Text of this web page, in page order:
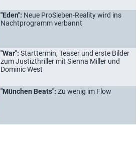
"Eden": Neue ProSieben-Reality wird ins
Nachtprogramm verbannt
"War": Starttermin, Teaser und erste Bilder
zum Justizthriller mit Sienna Miller und
Dominic West
"München Beats": Zu wenig im Flow